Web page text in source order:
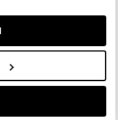
ab CHF80. Kostenlose